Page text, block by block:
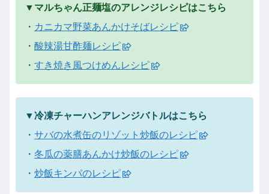
▼マルちゃん正麺塩のアレンジレシピはこちら
・ カニカマ野菜あんかけそばレシピ
・ 酸辣湯甘酢麺レシピ
・ すき焼き風つけめんレシピ
▼冷凍チャーハンアレンジバトルはこちら
・ サバの水煮缶のリゾット炒飯のレシピ
・ 冬瓜の薬膳あんかけ炒飯のレシピ
・ 炒飯キンパのレシピ